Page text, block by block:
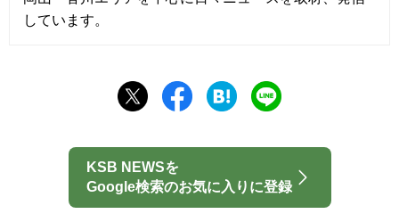
しています。
KSB NEWSを
Google検索のお気に入りに登録